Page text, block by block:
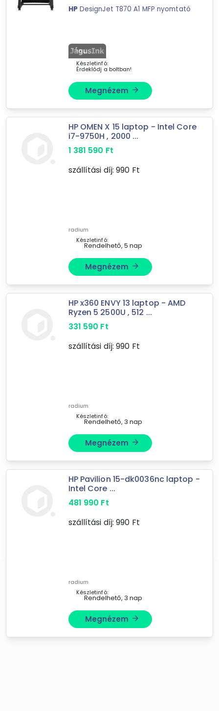
okostelefon, mobiltelefon
hosszabító, elosztó
laptop, notebook, netbook, ultrabook
monitor és kiegészítői
számítógépház
fejhallgató és kiegészítői
szkenner, vonalkódolvasó
CD-, DVD-, Blu-ray meghajtó
Mást is keresel? Válogass a Depo teljes
tovább válogatok »
HPDesignJet T870 A1 MFP nyomtató
Készletinfó:
Érdeklődj a boltban!
Megnézem arrow_forward
HP OMEN X 15 laptop - Intel Core
i7-9750H , 2000 ...
1 381 590 Ft
szállítási díj: 990 Ft
radium
Készletinfó:
Rendelhető, 5 nap
Megnézem arrow_forward
HP x360 ENVY 13 laptop - AMD
Ryzen 5 2500U , 512 ...
331 590 Ft
szállítási díj: 990 Ft
radium
Készletinfó:
Rendelhető, 3 nap
Megnézem arrow_forward
HP Pavilion 15-dk0036nc laptop -
Intel Core ...
481 990 Ft
szállítási díj: 990 Ft
radium
Készletinfó:
Rendelhető, 3 nap
Megnézem arrow_forward